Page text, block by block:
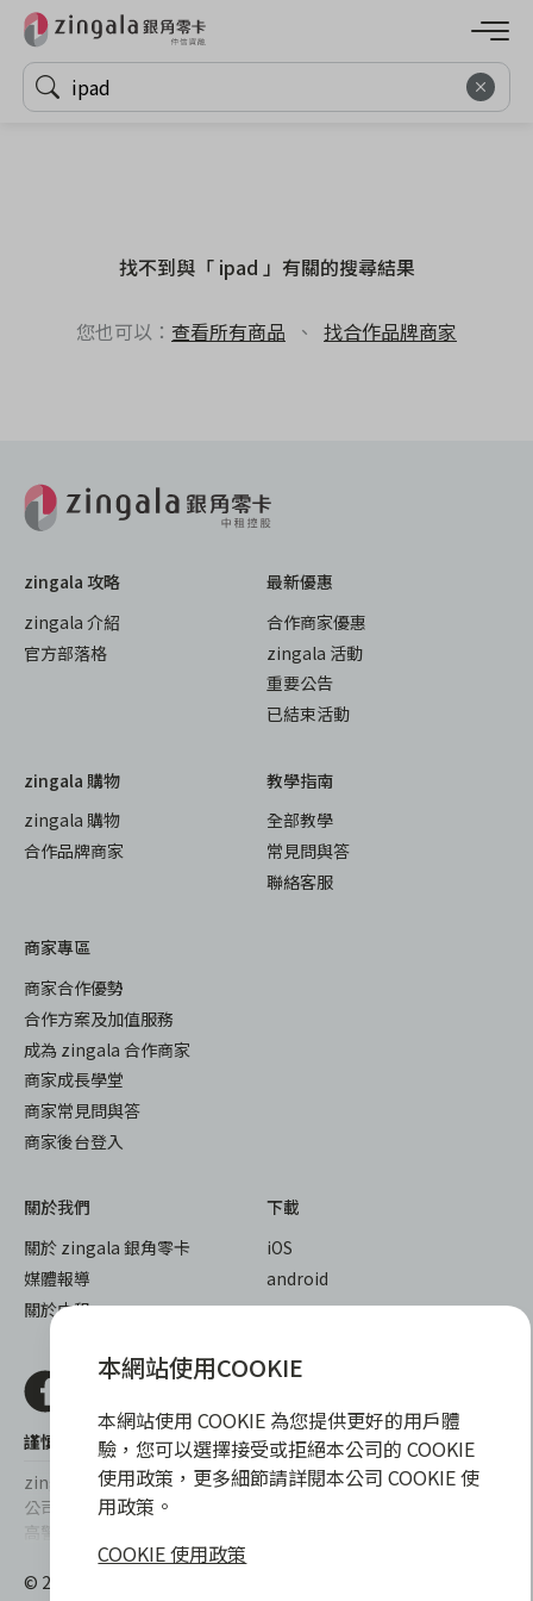
找不到與「 ipad 」有關的搜尋結果
您也可以： 查看所有商品 、 找合作品牌商家
zingala 攻略
zingala 介紹
官方部落格
最新優惠
合作商家優惠
zingala 活動
重要公告
已結束活動
zingala 購物
zingala 購物
合作品牌商家
教學指南
全部教學
常見問與答
聯絡客服
商家專區
商家合作優勢
合作方案及加值服務
成為 zingala 合作商家
商家成長學堂
商家常見問與答
商家後台登入
關於我們
關於 zingala 銀角零卡
媒體報導
關於中租
下載
iOS
android
謹慎衡量自身財務狀況，理性理財最安心
zingala銀角零卡/仲信資融沒有代辦公司及代辦業務，也未與代辦
公司合作，更不會要求您提供實體銀行提款卡或實體信用卡，請提
高警覺，勿受騙上當！
提醒您，消費前請審慎評估財務狀況，理性理財最安心。總費用年
百分率區間為0%~15.9%，實際費用率，仍以各合作商家提供之商
© 2022 仲信資融股份有限公司 Chailease Consumer Finance
本網站使用COOKIE
本網站使用 COOKIE 為您提供更好的用戶體
驗，您可以選擇接受或拒絕本公司的 COOKIE
使用政策，更多細節請詳閱本公司 COOKIE 使
用政策。
COOKIE 使用政策